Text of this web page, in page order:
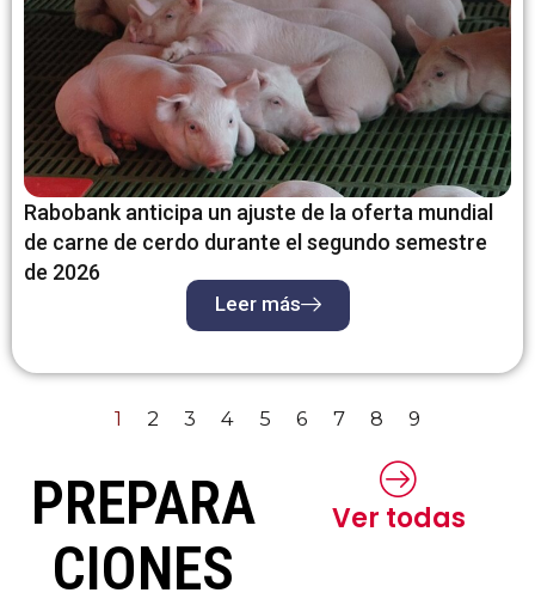
Rabobank anticipa un ajuste de la oferta mundial
de carne de cerdo durante el segundo semestre
de 2026
Leer más
1 2 3 4 5 6 7 8 9
PREPARA
CIONES
Ver todas